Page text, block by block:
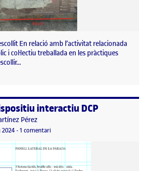
En relació amb l’activitat relacionada
i col·lectiu treballada en les pràctiques
interactiu DCP
Pérez
publicació
20247 maig, 2024 10:44 am
-1 comentaria PAC2 – dispositiu interactiu DCP